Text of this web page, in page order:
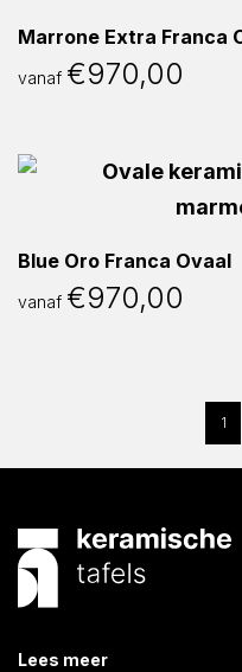
Marrone Extra Franca
vanaf €970,00
Blue Oro Franca Ovaal
vanaf €970,00
1
Lees meer